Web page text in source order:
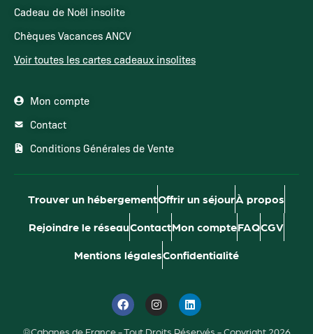
Cadeau de Noël insolite
Chèques Vacances ANCV
Voir toutes les cartes cadeaux insolites
Mon compte
Contact
Conditions Générales de Vente
Trouver un hébergementOffrir un séjourÀ propos
Rejoindre le réseauContactMon compteFAQCGV
Mentions légalesConfidentialité